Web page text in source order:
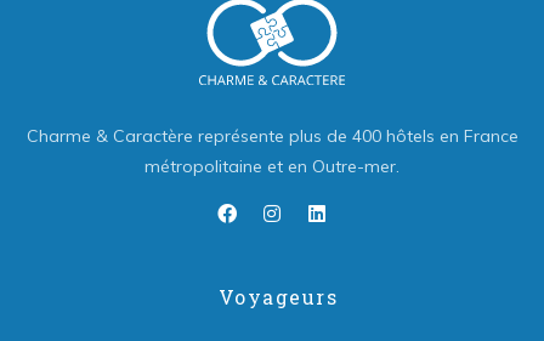
Charme & Caractère représente plus de 400 hôtels en France
métropolitaine et en Outre-mer.
Voyageurs